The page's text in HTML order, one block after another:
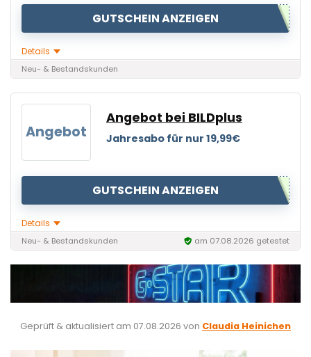
GUTSCHEIN ANZEIGEN
Details
Neu- & Bestandskunden
Angebot
Angebot bei BILDplus
Jahresabo für nur 19,99€
GUTSCHEIN ANZEIGEN
Details
Neu- & Bestandskunden am 07.08.2026 getestet
Geprüft & aktualisiert am 07.08.2026 von Claudia Heinichen